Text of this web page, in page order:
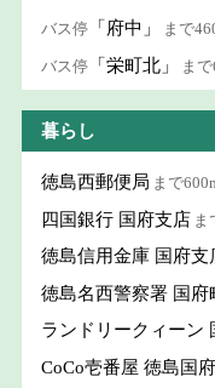
バス停 「府中」 まで
バス停 「栄町北」 ま
暮らし
徳島西郵便局 まで
四国銀行 国府支店 ま
徳島信用金庫 国府支
徳島名西警察署 国府
ランドリークィーン
CoCo壱番屋 徳島国